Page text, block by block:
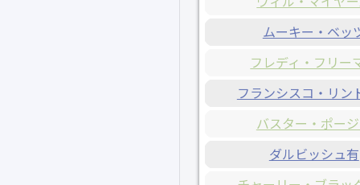
ムーキー・ベッ
フレディ・フリー
フランシスコ・リン
バスター・ポー
ダルビッシュ有